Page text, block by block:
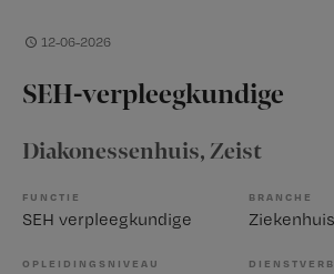
12-06-2026
SEH-verpleegkundige
Diakonessenhuis, Zeist
FUNCTIE
SEH verpleegkundige
BRANCHE
Ziekenhuis
OPLEIDINGSNIVEAU